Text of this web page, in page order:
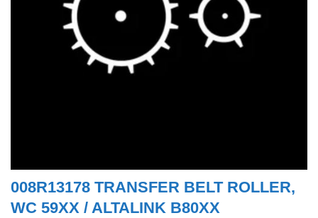
008R13178 TRANSFER BELT ROLLER,
WC 59XX / ALTALINK B80XX